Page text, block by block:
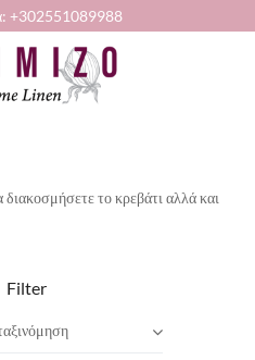
+302551089988
το κρεβάτι αλλά και
Filter